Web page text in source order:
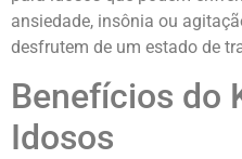
ansiedade, insônia ou
desfrutem de um estado de
Benefícios do
Idosos